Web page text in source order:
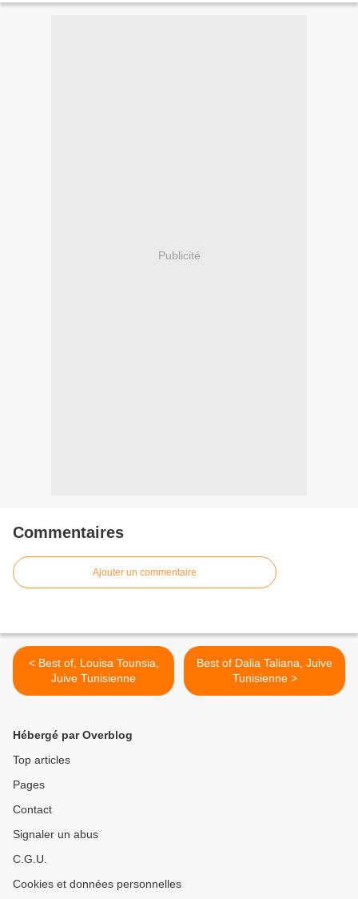
Publicité
Commentaires
Ajouter un commentaire
< Best of, Louisa Tounsia,
Juive Tunisienne
Best of Dalia Taliana, Juive
Tunisienne >
Hébergé par Overblog
Top articles
Pages
Contact
Signaler un abus
C.G.U.
Cookies et données personnelles